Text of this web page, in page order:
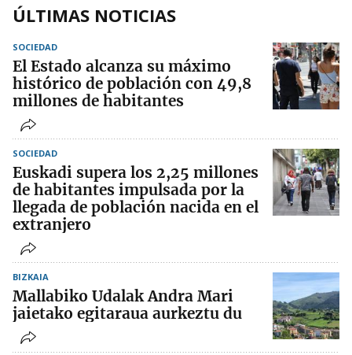
ÚLTIMAS NOTICIAS
SOCIEDAD
El Estado alcanza su máximo
histórico de población con 49,8
millones de habitantes
SOCIEDAD
Euskadi supera los 2,25 millones
de habitantes impulsada por la
llegada de población nacida en el
extranjero
BIZKAIA
Mallabiko Udalak Andra Mari
jaietako egitaraua aurkeztu du